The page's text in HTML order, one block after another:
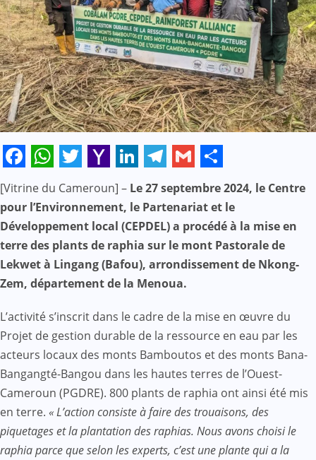
Facebook
WhatsApp
Twitter
Yahoo
Mail
LinkedIn
Telegram
Gmail
Share
[Vitrine du Cameroun] – Le 27 septembre 2024, le Centre
pour l’Environnement, le Partenariat et le
Développement local (CEPDEL) a procédé à la mise en
terre des plants de raphia sur le mont Pastorale de
Lekwet à Lingang (Bafou), arrondissement de Nkong-
Zem, département de la Menoua.
L’activité s’inscrit dans le cadre de la mise en œuvre du
Projet de gestion durable de la ressource en eau par les
acteurs locaux des monts Bamboutos et des monts Bana-
Bangangté-Bangou dans les hautes terres de l’Ouest-
Cameroun (PGDRE). 800 plants de raphia ont ainsi été mis
en terre. « L’action consiste à faire des trouaisons, des
piquetages et la plantation des raphias. Nous avons choisi le
raphia parce que selon les experts, c’est une plante qui a la